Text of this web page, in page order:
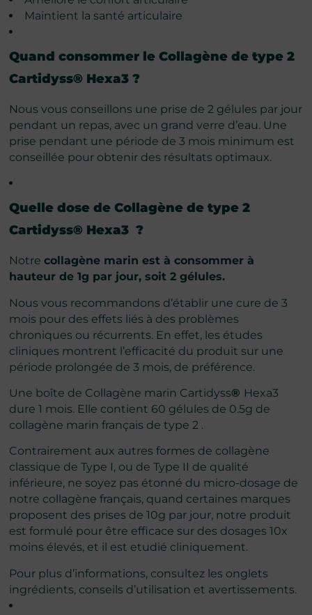
Maintient la santé articulaire
Quand consommer leCollagène de type 2
Cartidyss® Hexa3?
Nous vous conseillons une prise de 2 gélules par jour
pendant un repas, avec un grand verre d’eau. Une
prise pendant une période de 3 mois minimum est
conseillée pour obtenir des résultats optimaux.
Quelle dose deCollagène de type 2
Cartidyss® Hexa3 ?
Notrecollagène marin est à consommer à
hauteur de 1g par jour, soit 2 gélules.
Nous vous recommandons d’établir une cure de 3
mois pour des effets liés à des problèmes
chroniques ou récurrents. En effet, les études
cliniques montrent l’efficacité du produit sur une
période prolongée de 3 mois, de préférence.
Une boîte de Collagène marin Cartidyss® Hexa3
dure 1 mois. Elle contient 60 gélules de 0.5g de
collagène marin français de type 2 .
Contrairement aux autres formes de collagène
classique de Type I, ou de Type II de qualité
inférieure, ne soyez pas étonné du micro-dosage de
notre collagène français, quand certaines marques
proposent des prises de 10g par jour, notre produit
est formulé pour être efficace sur des dosages 10x
moins élevés, et il est etudié cliniquement.
Pour plus d’informations, consultez les onglets
ingrédients, conseils d’utilisation et avertissements.